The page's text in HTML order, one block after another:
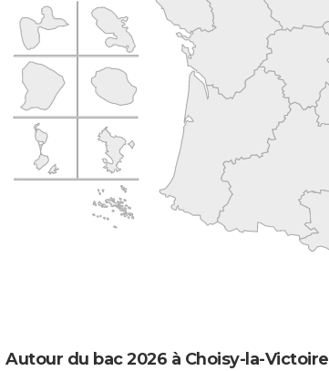
Autour du bac 2026 à Choisy-la-Victoire